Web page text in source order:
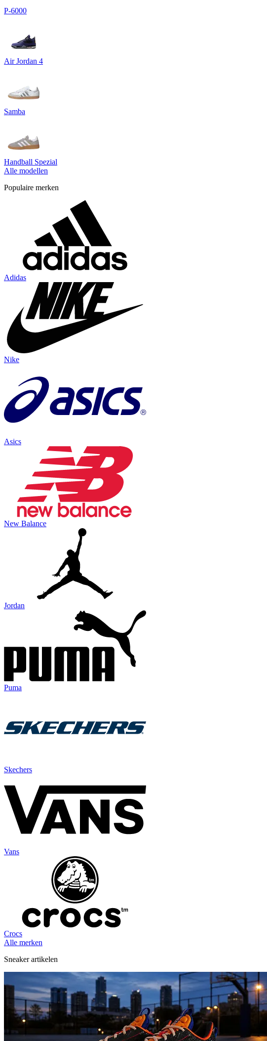
P-6000
Air Jordan 4
Samba
Handball Spezial
Alle modellen
Populaire merken
Adidas
Nike
Asics
New Balance
Jordan
Puma
Skechers
Vans
Crocs
Alle merken
Sneaker artikelen